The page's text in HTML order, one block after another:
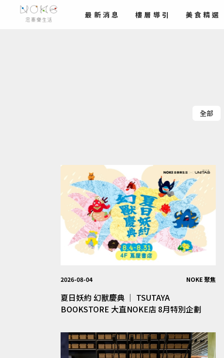
最新 消息 樓層導引 美食精選
全部
2026-08-04 NOKE 聚焦
夏日妖約 幻獸慶典 │ TSUTAYA
BOOKSTORE 大直NOKE店 8月特別企劃